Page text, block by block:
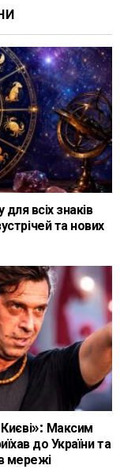
всіх знаків
та нових
Києві»: Максим
до України та
мережі